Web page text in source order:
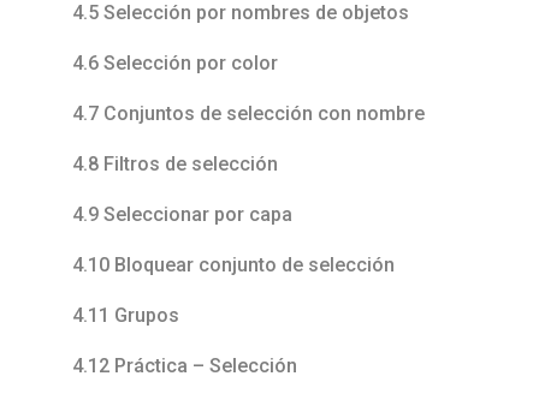
4.5 Selección por nombres de objetos
4.6 Selección por color
4.7 Conjuntos de selección con nombre
4.8 Filtros de selección
4.9 Seleccionar por capa
4.10 Bloquear conjunto de selección
4.11 Grupos
4.12 Práctica – Selección